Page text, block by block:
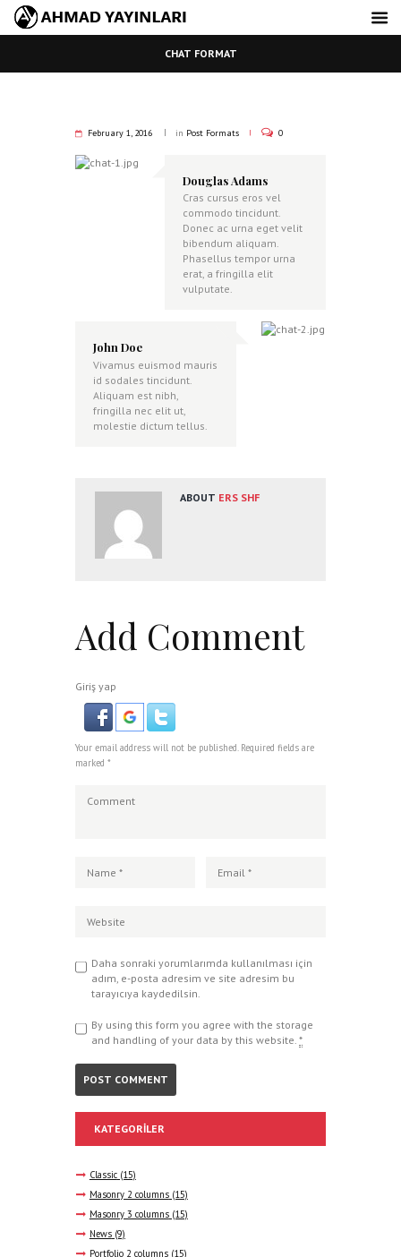
CHAT FORMAT
February 1, 2016 in Post Formats 0
Douglas Adams
Cras cursus eros vel
commodo tincidunt.
Donec ac urna eget velit
bibendum aliquam.
Phasellus tempor urna
erat, a fringilla elit
vulputate.
John Doe
Vivamus euismod mauris
id sodales tincidunt.
Aliquam est nibh,
fringilla nec elit ut,
molestie dictum tellus.
ABOUT ERS SHF
Add Comment
Giriş yap
Your email address will not be published. Required fields are
marked *
Daha sonraki yorumlarımda kullanılması için
adım, e-posta adresim ve site adresim bu
tarayıcıya kaydedilsin.
By using this form you agree with the storage
and handling of your data by this website. *
KATEGORILER
Classic(15)
Masonry 2 columns(15)
Masonry 3 columns(15)
News(9)
Portfolio 2 columns(15)